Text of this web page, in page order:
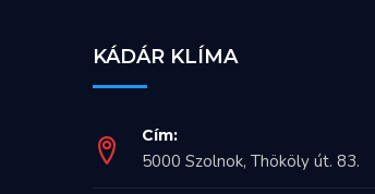
KÁDÁR KLÍMA
Cím:
5000 Szolnok, Thököly út. 83.